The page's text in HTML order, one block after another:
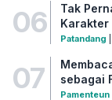
06
Tak
Karakter
Patandang
07
sebagai
Pamenteun